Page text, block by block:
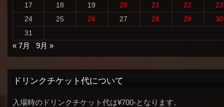
17
18 19 20 21 22
23
24
25 26 27 28 29
30
31
« 7月
9月 »
ドリンクチケット代について
入場時のドリンクチケット代は¥700-となります。